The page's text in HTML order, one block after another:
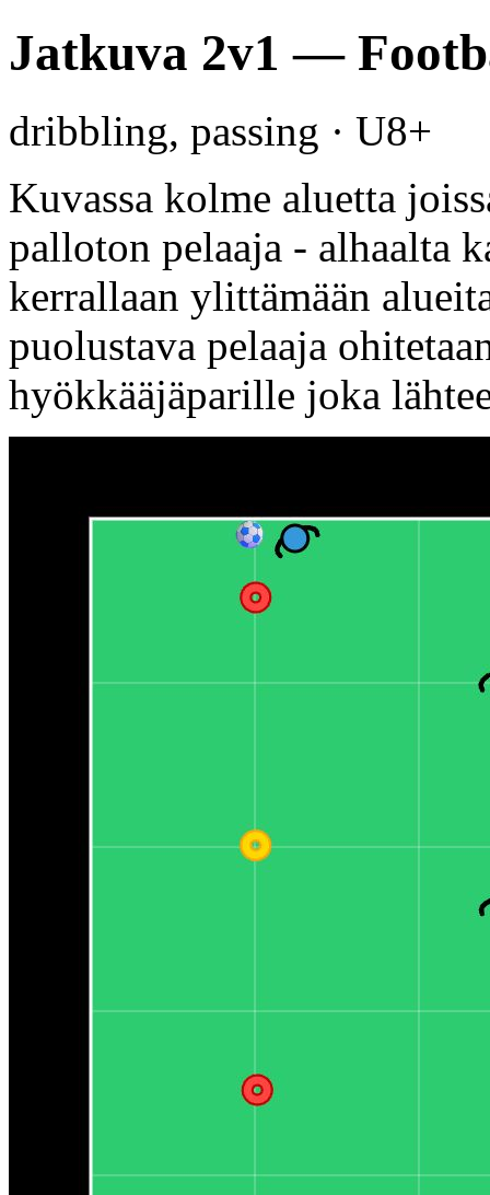
Jatkuva 2v1 —
dribbling, passing · U8+
Kuvassa kolme aluetta
palloton pelaaja - alhaalta
kerrallaan ylittämään
puolustava pelaaja
hyökkääjäparille joka